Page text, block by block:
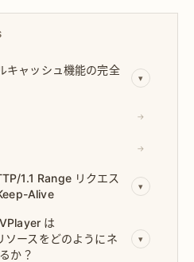
キャッシュ機能の完全
▾
→
→
1.1 Range リクエス
Alive
▾
は
ースをどのようにネ
か？
▾